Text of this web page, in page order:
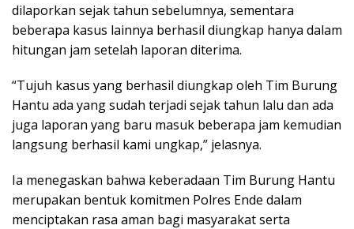
dilaporkan sejak tahun sebelumnya, sementara
beberapa kasus lainnya berhasil diungkap hanya dalam
hitungan jam setelah laporan diterima.
“Tujuh kasus yang berhasil diungkap oleh Tim Burung
Hantu ada yang sudah terjadi sejak tahun lalu dan ada
juga laporan yang baru masuk beberapa jam kemudian
langsung berhasil kami ungkap,” jelasnya.
Ia menegaskan bahwa keberadaan Tim Burung Hantu
merupakan bentuk komitmen Polres Ende dalam
menciptakan rasa aman bagi masyarakat serta